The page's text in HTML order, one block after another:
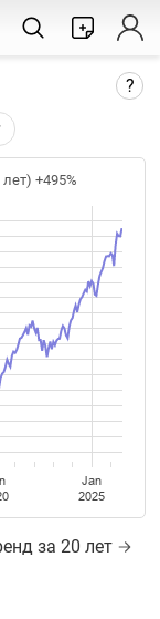
?
Standard &
дня,
лет) +495%
Jan
2025
за 20 лет